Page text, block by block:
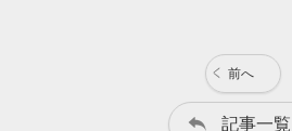
前へ
記事一覧